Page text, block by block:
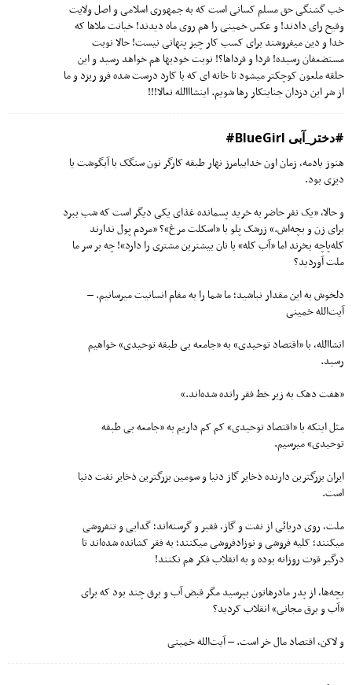
خب گشنگی حق مسلم کسانی است که به جمهوری اسلامی و اصل ولایت
وقیح رای دادند! و عکس خمینی را هم روی ماه دیدند! خیانت ملاها که
خدا و دین میفروشند برای کسب کار چیز پنهانی نیست! حالا نوبت
مستضعفان رسیده! فردا و فرداها؟! نوبت خودیها هم خواهد رسید و این
حلقه ملعون کوچکتر میشود تا خانه ای که با کارد درست شده فرو ریزد و ما
از شر این دزدان جنایتکار رها شویم. اینشااالله تعالا!!!
#دختر_آبى BlueGirl#
هنوز یادمه، زمان اون خدابیامرز نهار طبقه کارگر نون سنگک با آبگوشت یا
دیزی بود.
و حالا، «یک نفر حاضر به خرید پسمانده غذای یکی دیگر است که شب ببرد
برای زن و بچه‌اش.» زرشک پلو با «اسکلت مرغ»؟ «مردم پول ندارند
کله‌پاچه بخرند اما «آب کله» با نان بیشترین مشتری را دارد»! چه بر سر ما
ملت آوردید؟
دلخوش به این مقدار نباشید؛ ما شما را به مقام انسانیت میرسانیم. –
آیت‌الله خمینی
انشاالله، با «اقتصاد توحیدی» به «جامعه بی‌ طبقه توحیدی» خواهیم
رسید.
«هفت دهک به زیر خط فقر رانده‌ شده‌‌اند.»
مثل اینکه با «اقتصاد توحیدی» کم کم داریم به «جامعه بی‌ طبقه
توحیدی» میرسیم.
ایران بزرگترین دارنده ذخایر گاز دنیا و سومین بزرگترین ذخایر نفت دنیا
است.
ملت، روی دریائی از نفت و گاز، فقیر و گرسنه‌ا‌ند؛ گدایی و تنفروشی
میکنند؛ کلیه فروشی و نوزادفروشی میکنند؛ به فقر کشانده شده‌ا‌ند تا
درگیر قوت روزانه بوده و به انقلاب فکر هم نکنند!
بچه‌ها، از پدر مادرهاتون بپرسید مگر قبض آب و برق چند بود که برای
«آب و برق مجانی» انقلاب کردید؟
و لاکن، اقتصاد مال خر است. – آیت‌الله خمینی